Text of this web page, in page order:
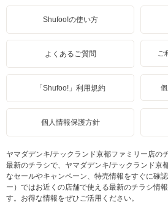
Shufoo!の使い方
よくあるご質問 ご
「Shufoo!」利用規約
個人情報保護方針
ヤマダデンキ/テックランド京都ファミリー店の
最新のチラシで、ヤマダデンキ/テックランド京
なセールやキャンペーン、特売情報をすぐに確
ー）ではお近くの店舗で使える最新のチラシ情
す。お得な情報をぜひご活用ください。